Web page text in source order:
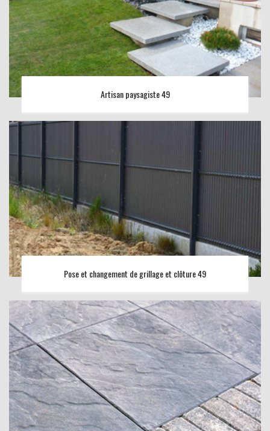
Artisan paysagiste 49
Pose et changement de grillage et clôture 49